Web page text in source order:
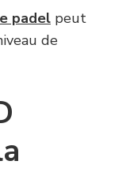
padel peut
de